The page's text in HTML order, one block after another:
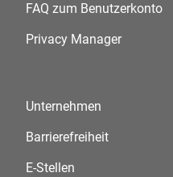
FAQ zum Benutzerkonto
Privacy Manager
Unternehmen
Barrierefreiheit
E-Stellen